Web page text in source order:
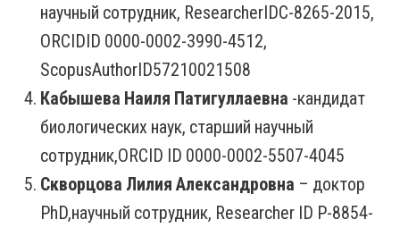
научный сотрудник, ResearcherIDC-8265-2015,
ORCIDID 0000-0002-3990-4512,
ScopusAuthorID57210021508
Кабышева Наиля Патигуллаевна -кандидат
биологических наук, старший научный
сотрудник,ORCID ID 0000-0002-5507-4045
Скворцова Лилия Александровна – доктор
PhD,научный сотрудник, Researcher ID P-8854-